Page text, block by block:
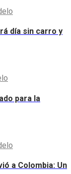
día sin carro y
para la
a Colombia: Un